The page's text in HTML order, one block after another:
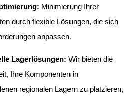
Minimierung Ihrer
durch flexible Lösungen, die sich
anpassen.
Lagerlösungen: Wir bieten die
Ihre Komponenten in
regionalen Lagern zu platzieren,